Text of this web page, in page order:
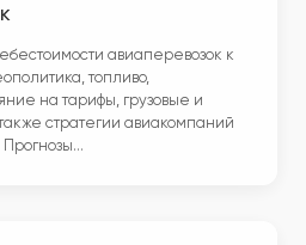
авиаперевозок к
топливо,
на тарифы, грузовые и
стратегии авиакомпаний
Прогнозы…